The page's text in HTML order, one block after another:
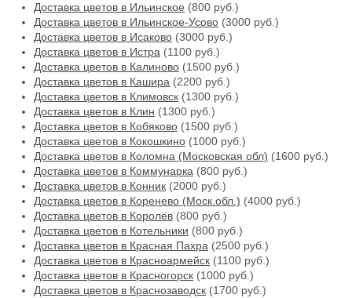
Доставка цветов в Ильинское (800 руб.)
Доставка цветов в Ильинское-Усово (3000 руб.)
Доставка цветов в Исаково (3000 руб.)
Доставка цветов в Истра (1100 руб.)
Доставка цветов в Калиново (1500 руб.)
Доставка цветов в Кашира (2200 руб.)
Доставка цветов в Климовск (1300 руб.)
Доставка цветов в Клин (1300 руб.)
Доставка цветов в Кобяково (1500 руб.)
Доставка цветов в Кокошкино (1000 руб.)
Доставка цветов в Коломна (Московская обл) (1600 руб.)
Доставка цветов в Коммунарка (800 руб.)
Доставка цветов в Конник (2000 руб.)
Доставка цветов в Коренево (Моск.обл.) (4000 руб.)
Доставка цветов в Королёв (800 руб.)
Доставка цветов в Котельники (800 руб.)
Доставка цветов в Красная Пахра (2500 руб.)
Доставка цветов в Красноармейск (1100 руб.)
Доставка цветов в Красногорск (1000 руб.)
Доставка цветов в Краснозаводск (1700 руб.)